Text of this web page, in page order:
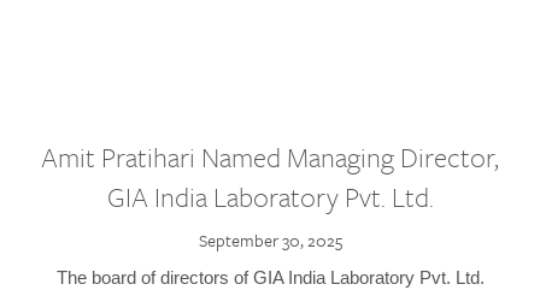
Amit Pratihari Named Managing Director,
GIA India Laboratory Pvt. Ltd.
September 30, 2025
The board of directors of GIA India Laboratory Pvt. Ltd.